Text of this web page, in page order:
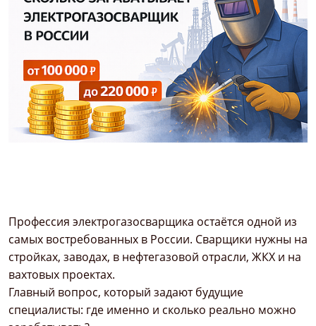
Профессия электрогазосварщика остаётся одной из
самых востребованных в России. Сварщики нужны на
стройках, заводах, в нефтегазовой отрасли, ЖКХ и на
вахтовых проектах.
Главный вопрос, который задают будущие
специалисты: где именно и сколько реально можно